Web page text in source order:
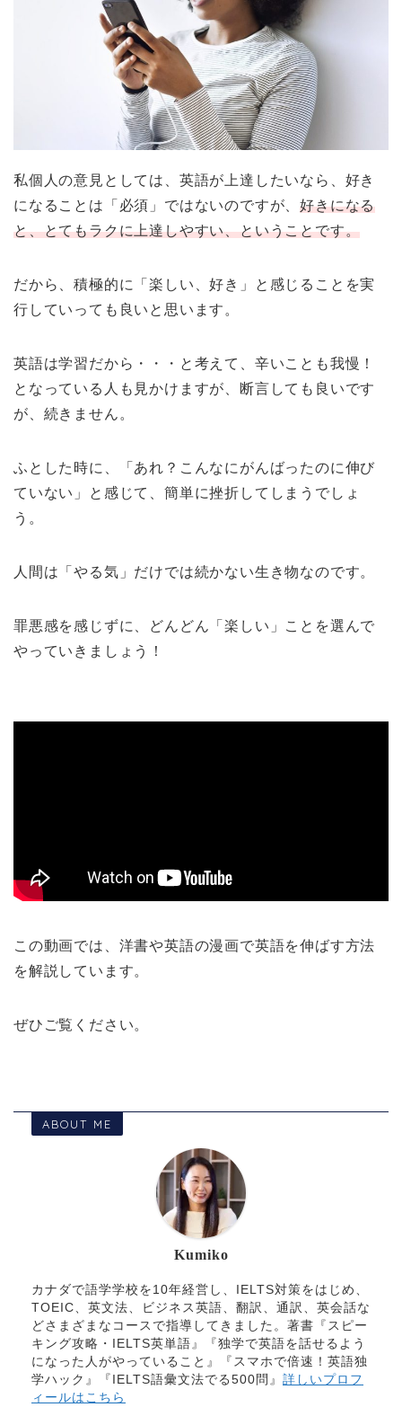
私個人の意見としては、英語が上達したいなら、好き
になることは「必須」ではないのですが、好きになる
と、とてもラクに上達しやすい、ということです。
だから、積極的に「楽しい、好き」と感じることを実
行していっても良いと思います。
英語は学習だから・・・と考えて、辛いことも我慢！
となっている人も見かけますが、断言しても良いです
が、続きません。
ふとした時に、「あれ？こんなにがんばったのに伸び
ていない」と感じて、簡単に挫折してしまうでしょ
う。
人間は「やる気」だけでは続かない生き物なのです。
罪悪感を感じずに、どんどん「楽しい」ことを選んで
やっていきましょう！
この動画では、洋書や英語の漫画で英語を伸ばす方法
を解説しています。
ぜひご覧ください。
ABOUT ME
Kumiko
カナダで語学学校を10年経営し、IELTS対策をはじめ、
TOEIC、英文法、ビジネス英語、翻訳、通訳、英会話な
どさまざまなコースで指導してきました。著書『スピー
キング攻略・IELTS英単語』『独学で英語を話せるよう
になった人がやっていること』『スマホで倍速！英語独
学ハック』『IELTS語彙文法でる500問』 詳しいプロフ
ィールはこちら